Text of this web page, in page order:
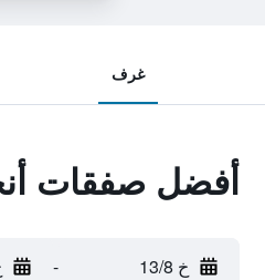
غرف
أفضل صفقات
خ 13/8 -